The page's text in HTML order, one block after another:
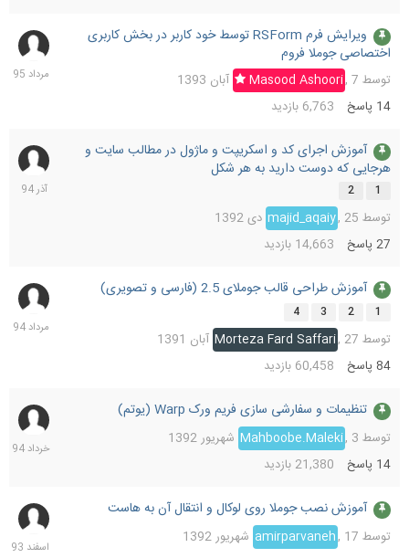
ویرایش فرم RSForm توسط خود کاربر در بخش کاربری
اختصاصی جوملا فروم
توسط Masood Ashoori , 7 آبان 1393
14 پاسخ 6,763 بازدید
19
مرداد
آموزش اجرای کد و اسکریپت و ماژول در مطالب سایت و
هرجایی که دوست دارید به هر شکل
توسط majid_aqaiy ,25 دی 1392
27پاسخ 14,663 بازدید
6
آذر
آموزش طراحی قالب جوملای 2.5 (فارسی و تصویری)
توسط Morteza Fard Saffari ,27 آبان 1391
84 پاسخ 60,458 بازدید
19
مرداد
تنظیمات و سفارشی سازی فریم ورک Warp (یوتم)
توسط Mahboobe.Maleki , 3 شهریور 1392
14 پاسخ 21,380بازدید
22
آموزش نصب جوملا روی لوکال و انتقال آن به هاست
توسط amirparvaneh ,17 شهریور 1392
29